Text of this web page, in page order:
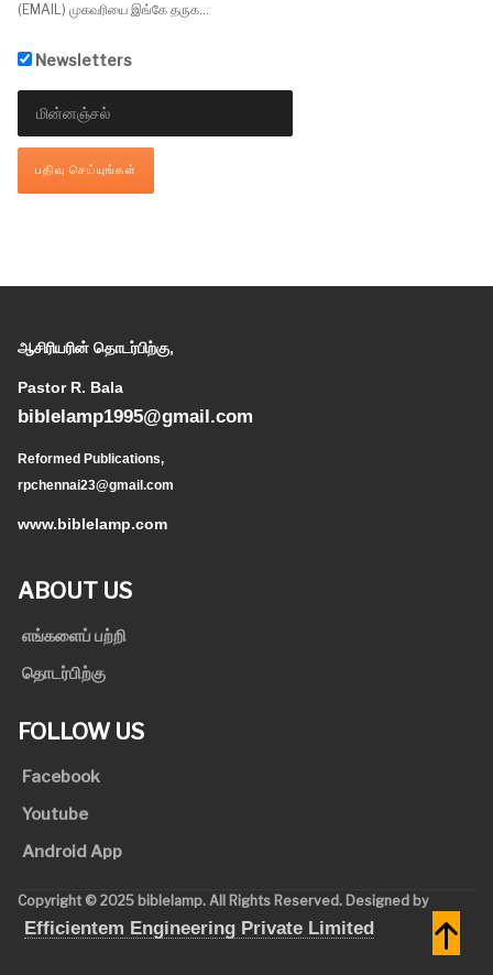
(EMAIL) முகவரியை இங்கே தருக...
Newsletters
ஆசிரியரின் தொடர்பிற்கு,
Pastor R. Bala
biblelamp1995@gmail.com
Reformed Publications,
rpchennai23@gmail.com
www.biblelamp.com
ABOUT US
எங்களைப் பற்றி
தொடர்பிற்கு
FOLLOW US
Facebook
Youtube
Android App
Copyright © 2025 biblelamp. All Rights Reserved. Designed by
Efficientem Engineering Private Limited